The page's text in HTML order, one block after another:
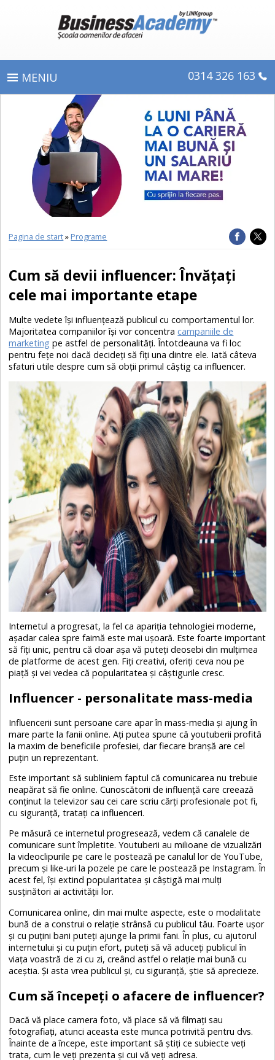
0314 326 163
CE OBŢINEŢI
E-LEARNING
Pagina de start»Programe
Cum să devii influencer: Învățați
cele mai importante etape
Multe vedete își influențează publicul cu comportamentul lor.
Majoritatea companiilor își vor concentracampaniile de
marketing pe astfel de personalități. Întotdeauna va fi loc
pentru fețe noi dacă decideți să fiți una dintre ele. Iată câteva
sfaturi utile despre cum să obții primul câștig ca influencer.
Internetul a progresat, la fel ca apariția tehnologiei moderne,
așadar calea spre faimă este mai ușoară. Este foarte important
să fiți unic, pentru că doar așa vă puteți deosebi din mulțimea
de platforme de acest gen. Fiți creativi, oferiți ceva nou pe
piață și vei vedea că popularitatea și câștigurile cresc.
Influencer - personalitate mass-media
Influencerii sunt persoane care apar în mass-media și ajung în
mare parte la fanii online. Ați putea spune că youtuberii profită
la maxim de beneficiile profesiei, dar fiecare branșă are cel
puțin un reprezentant.
Este important să subliniem faptul că comunicarea nu trebuie
neapărat să fie online. Cunoscătorii de influență care creează
conținut la televizor sau cei care scriu cărți profesionale pot fi,
cu siguranță, tratați ca influenceri.
Pe măsură ce internetul progresează, vedem că canalele de
comunicare sunt împletite. Youtuberii au milioane de vizualizări
la videoclipurile pe care le postează pe canalul lor de YouTube,
precum și like-uri la pozele pe care le postează pe Instagram. În
acest fel, își extind popularitatea și câștigă mai mulți
susținători ai activității lor.
Comunicarea online, din mai multe aspecte, este o modalitate
bună de a construi o relație strânsă cu publicul tău. Foarte ușor
și cu puțini bani puteți ajunge la primii fani. În plus, cu ajutorul
internetului și cu puțin efort, puteți să vă aduceți publicul în
viața voastră de zi cu zi, creând astfel o relație mai bună cu
aceștia. Și asta vrea publicul și, cu siguranță, știe să aprecieze.
Cum să începeți o afacere de influencer?
Dacă vă place camera foto, vă place să vă filmați sau
fotografiați, atunci aceasta este munca potrivită pentru dvs.
Înainte de a începe, este important să știți ce subiecte veți
trata, cum le veți prezenta și cui vă veți adresa.